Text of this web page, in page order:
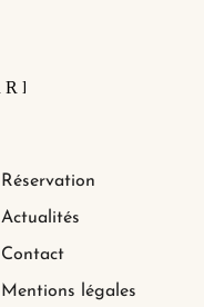
Réservation
Actualités
Contact
Mentions légales